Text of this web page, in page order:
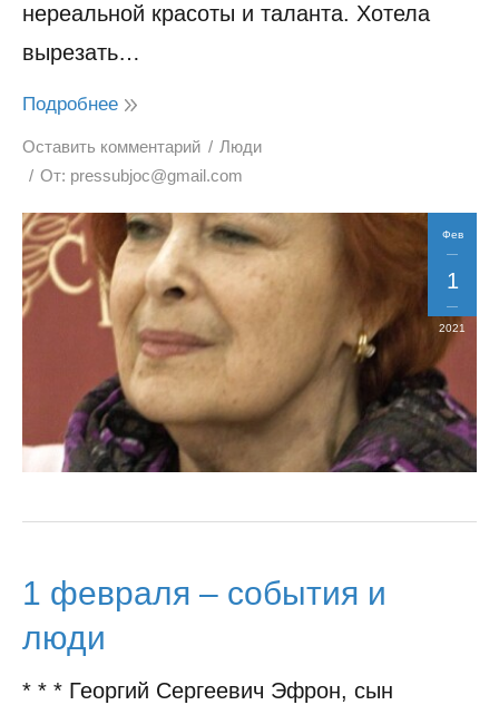
нереальной красоты и таланта. Хотела
вырезать…
Подробнее
Оставить комментарий
Люди
От: pressubjoc@gmail.com
Фев
1
2021
1 февраля – события и
люди
* * * Георгий Сергеевич Эфрон, сын